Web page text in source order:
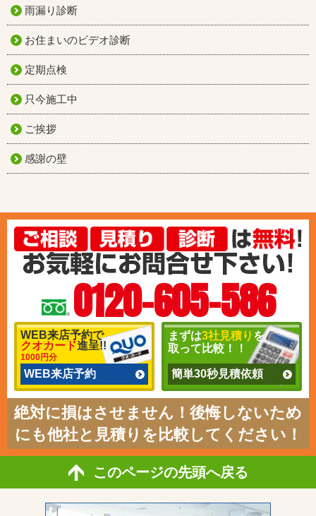
雨漏り診断
お住まいのビデオ診断
定期点検
只今施工中
ご挨拶
感謝の壁
0120-605-586
WEB来店予約で
クオカード進呈!!
1000円分
WEB来店予約
まずは3社見積り を
取って比較！！
簡単30秒見積依頼
絶対に損はさせません！後悔しないため
にも他社と見積りを比較してください！
このページの先頭へ戻る